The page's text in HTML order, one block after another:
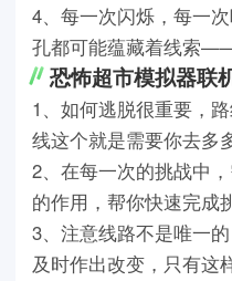
4、每一次闪烁，每一
孔都可能蕴藏着线索——
恐怖超市模拟器联
1、如何逃脱很重要，
线这个就是需要你去多
2、在每一次的挑战中
的作用，帮你快速完成
3、注意线路不是唯一
及时作出改变，只有这